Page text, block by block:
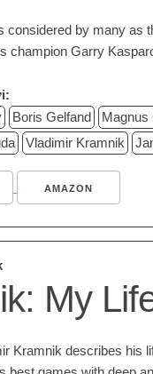
considered by many as
champion Garry
Boris Gelfand Magnus
Vladimir Kramnik
AMAZON
My
Kramnik describes his